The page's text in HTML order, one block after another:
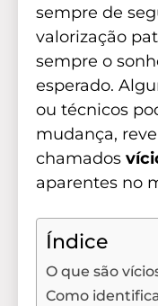
sempre de
valorização
sempre o
esperado.
ou técnicos
mudança,
chamados
aparentes no
Índice
O que são
Como